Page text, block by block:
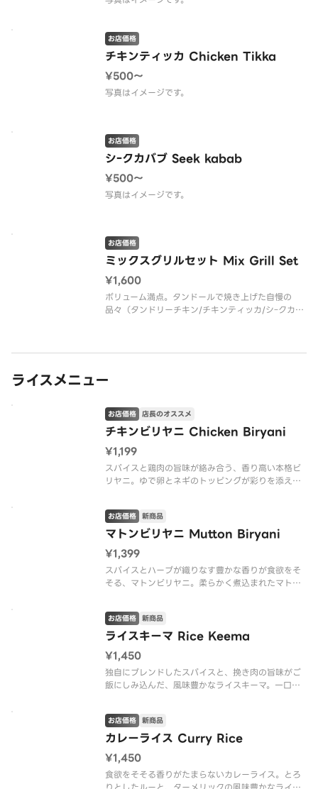
チキンティッカ Chicken Tikka
お店価格
¥500〜
写真はイメージです。
シｰクカバブ Seek kabab
お店価格
¥500〜
写真はイメージです。
ミックスグリルセット Mix Grill Set
お店価格
¥1,600
ボリューム満点。タンドールで焼き上げた自慢の
品々（タンドリーチキン/チキンティッカ/シｰクカバ
ライスメニュー
チキンビリヤニ Chicken Biryani
お店価格 店長のオススメ
¥1,199
スパイスと鶏肉の旨味が絡み合う、香り高い本格ビ
リヤニ。ゆで卵とネギのトッピングが彩りを添え、
マトンビリヤニ Mutton Biryani
お店価格 新商品
¥1,399
スパイスとハーブが織りなす豊かな香りが食欲をそ
そる、マトンビリヤニ。柔らかく煮込まれたマトン
す。ゆで卵を添えて、満足感のある一皿に仕上げま
した。
ライスキーマ Rice Keema
お店価格 新商品
¥1,450
独自にブレンドしたスパイスと、挽き肉の旨味がご
飯にしみ込んだ、風味豊かなライスキーマ。一口ご
カレーライス Curry Rice
お店価格 新商品
¥1,450
食欲をそそる香りがたまらないカレーライス。とろ